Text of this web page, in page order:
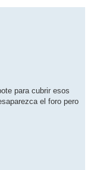
para cubrir esos
el foro pero